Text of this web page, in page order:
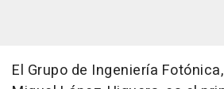
El Grupo de Ingeniería